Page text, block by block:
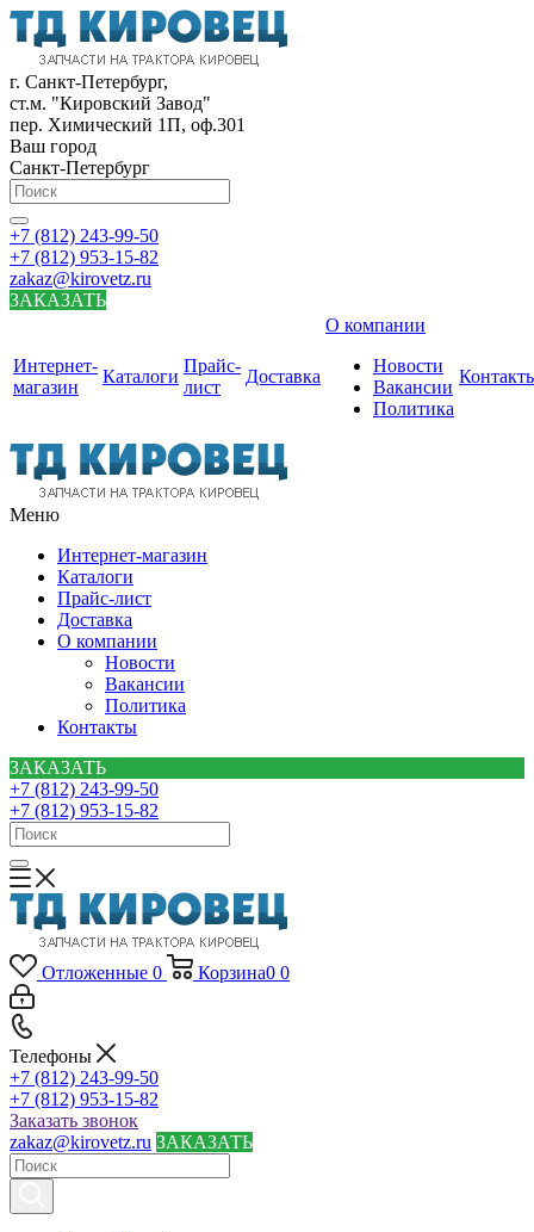
г. Санкт-Петербург,
ст.м. "Кировский Завод"
пер. Химический 1П, оф.301
Ваш город
Санкт-Петербург
+7 (812) 243-99-50
+7 (812) 953-15-82
zakaz@kirovetz.ru
ЗАКАЗАТЬ
Интернет-
магазин
Каталоги
Прайс-
лист
Доставка
О компании
Новости
Вакансии
Политика
Меню
Интернет-магазин
Каталоги
Прайс-лист
Доставка
О компании
Новости
Вакансии
Политика
Контакты
ЗАКАЗАТЬ
+7 (812) 243-99-50
+7 (812) 953-15-82
Отложенные 0 Корзина0 0
Телефоны
+7 (812) 243-99-50
+7 (812) 953-15-82
Заказать звонок
zakaz@kirovetz.ru ЗАКАЗАТЬ